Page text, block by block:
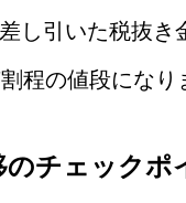
し引いた税抜
程の値段になり
チェックポ